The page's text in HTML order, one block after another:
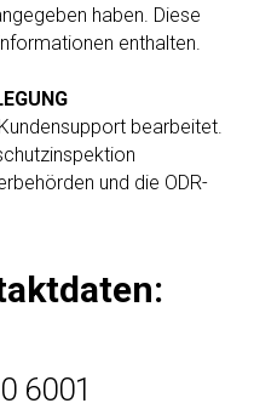
haben. Diese
enthalten.
bearbeitet.
und die ODR-
6001